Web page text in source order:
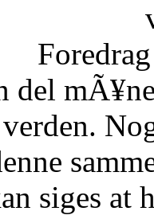
del
siges at